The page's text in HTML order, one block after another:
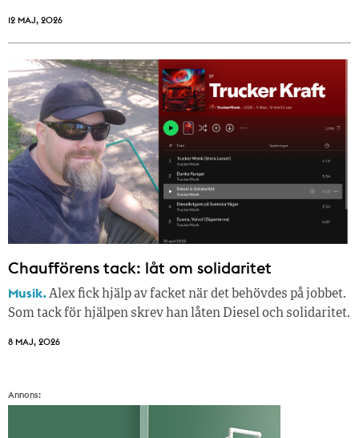
12 MAJ, 2026
Chaufförens tack: låt om solidaritet
Musik.Alex fick hjälp av facket när det behövdes på jobbet.
Som tack för hjälpen skrev han låten Diesel och solidaritet.
8 MAJ, 2026
Annons: